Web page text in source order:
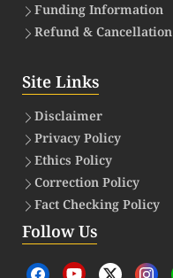
Funding Information
Refund & Cancellation
Site Links
Disclaimer
Privacy Policy
Ethics Policy
Correction Policy
Fact Checking Policy
Follow Us